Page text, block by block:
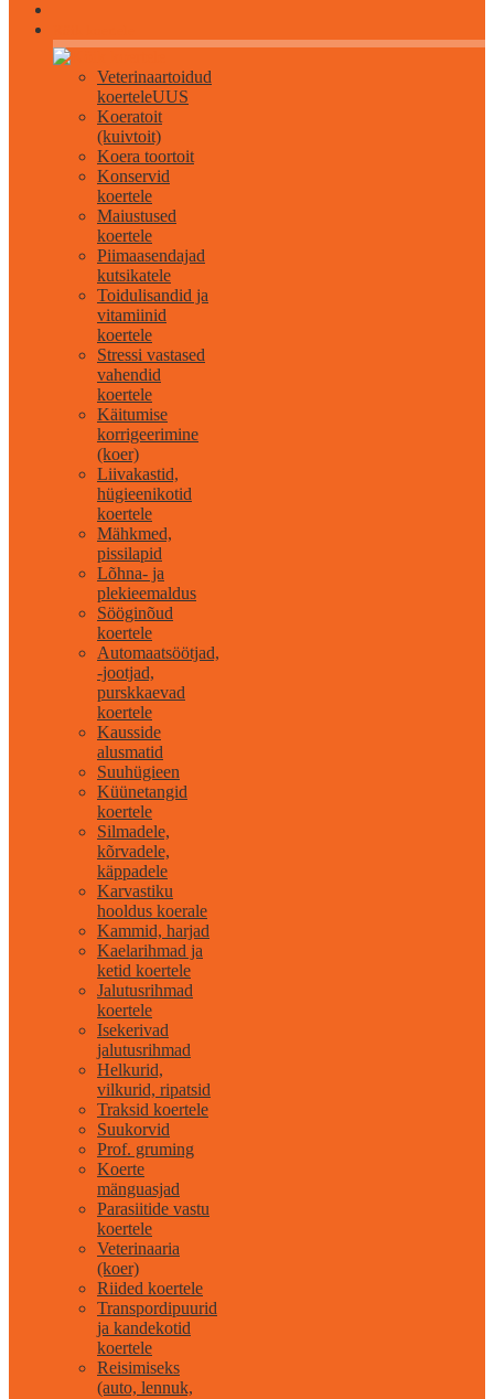
Veterinaartoidud
koerteleUUS
Koeratoit
(kuivtoit)
Koera toortoit
Konservid
koertele
Maiustused
koertele
Piimaasendajad
kutsikatele
Toidulisandid ja
vitamiinid
koertele
Stressi vastased
vahendid
koertele
Käitumise
korrigeerimine
(koer)
Liivakastid,
hügieenikotid
koertele
Mähkmed,
pissilapid
Lõhna- ja
plekieemaldus
Sööginõud
koertele
Automaatsöötjad,
-jootjad,
purskkaevad
koertele
Kausside
alusmatid
Suuhügieen
Küünetangid
koertele
Silmadele,
kõrvadele,
käppadele
Karvastiku
hooldus koerale
Kammid, harjad
Kaelarihmad ja
ketid koertele
Jalutusrihmad
koertele
Isekerivad
jalutusrihmad
Helkurid,
vilkurid, ripatsid
Traksid koertele
Suukorvid
Prof. gruming
Koerte
mänguasjad
Parasiitide vastu
koertele
Veterinaaria
(koer)
Riided koertele
Transpordipuurid
ja kandekotid
koertele
Reisimiseks
(auto, lennuk,